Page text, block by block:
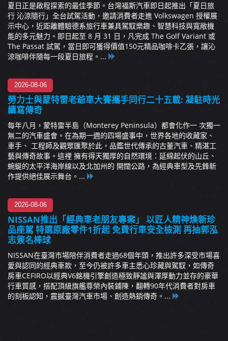
夏日正是啟程探索的最佳季節。台灣福斯汽車即日起推出「夏日旅
行 沁涼隨行」全台試駕活動，邀請消費者走進 Volkswagen 授權展
示中心，近距離體驗德系旅行車兼具駕馭樂趣、智慧科技與寬敞機
能的多元魅力。即日起至 8 月 31 日，凡完成 The Golf Variant 或
The Passat 試駕，當日即可獲得價值150元精品咖啡卡乙張，讓沁
涼咖啡伴隨每一段夏日旅程。...
2026-08-06
勞力士與蒙特雷老爺車大賽攜手同行二十五載: 凝駐時光
續寫傳奇
每年八月，蒙特雷半島（Monterey Peninsula）都會化作一 次獨一
無二的汽車盛會。在為期一週的四場盛事中，世界各地的收藏家、
車手、 工程師及觀眾匯聚於此，品鑑世代傳承的古董汽車、精湛工
藝與傳奇故事。這裡 擁有得天獨厚的自然環境：延綿起伏的山丘、
蜿蜒的太平洋海岸線以及北加州的 開闊公路，為經典車型及先鋒新
作提供絕佳展示舞台。...
2026-08-06
NISSAN推出「經典車老朋友專案」 以匠人精神煥新珍
品座駕 特選原廠零件1折起 免費行車安全檢測 再抽郭泓
志簽名棒球
NISSAN在臺灣市場陪伴消費者走過68個年頭，推出許多深受市場喜
愛與認同的經典車款，至今仍被許多車主悉心珍藏與駕馭，如傳奇
房車CEFIRO以經典V6銘機引擎創造極致靜謐與渾厚動力並存的豪華
行車質感，搭配頂級旗艦尊榮內裝鋪陳，翻轉90年代消費者對房車
的刻板認知，震撼臺灣汽車市場、創造熱銷傳奇。...